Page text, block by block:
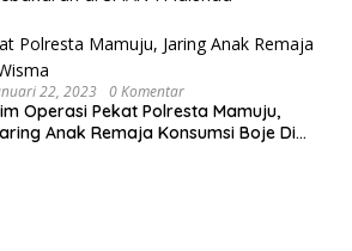
22, 2023 0 Komentar
Operasi Pekat Polresta Mamuju,
Anak Remaja Konsumsi Boje Di